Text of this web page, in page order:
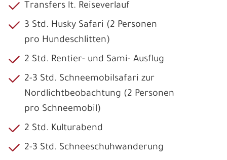
Transfers lt. Reiseverlauf
3 Std. Husky Safari (2 Personen
pro Hundeschlitten)
2 Std. Rentier- und Sami- Ausflug
2-3 Std. Schneemobilsafari zur
Nordlichtbeobachtung (2 Personen
pro Schneemobil)
2 Std. Kulturabend
2-3 Std. Schneeschuhwanderung